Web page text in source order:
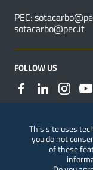
PEC:
sotacarbo@pec.it
FOLLOW US
Reporting of
This site uses
you do not
of these